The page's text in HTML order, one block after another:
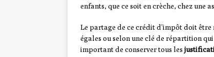
enfants, que ce soit en crèche, chez une
Le partage de ce crédit d’impôt doit
égales ou selon une clé de répartition
important de conserver tous les